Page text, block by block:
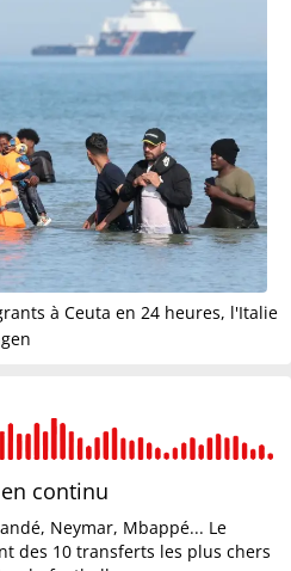
à Ceuta en 24 heures, l'Italie
continu
Neymar, Mbappé... Le
des 10 transferts les plus chers